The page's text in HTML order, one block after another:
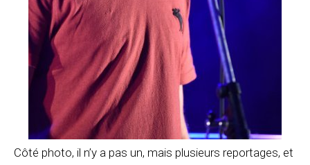
Côté photo, il n’y a pas un, mais plusieurs reportages, et